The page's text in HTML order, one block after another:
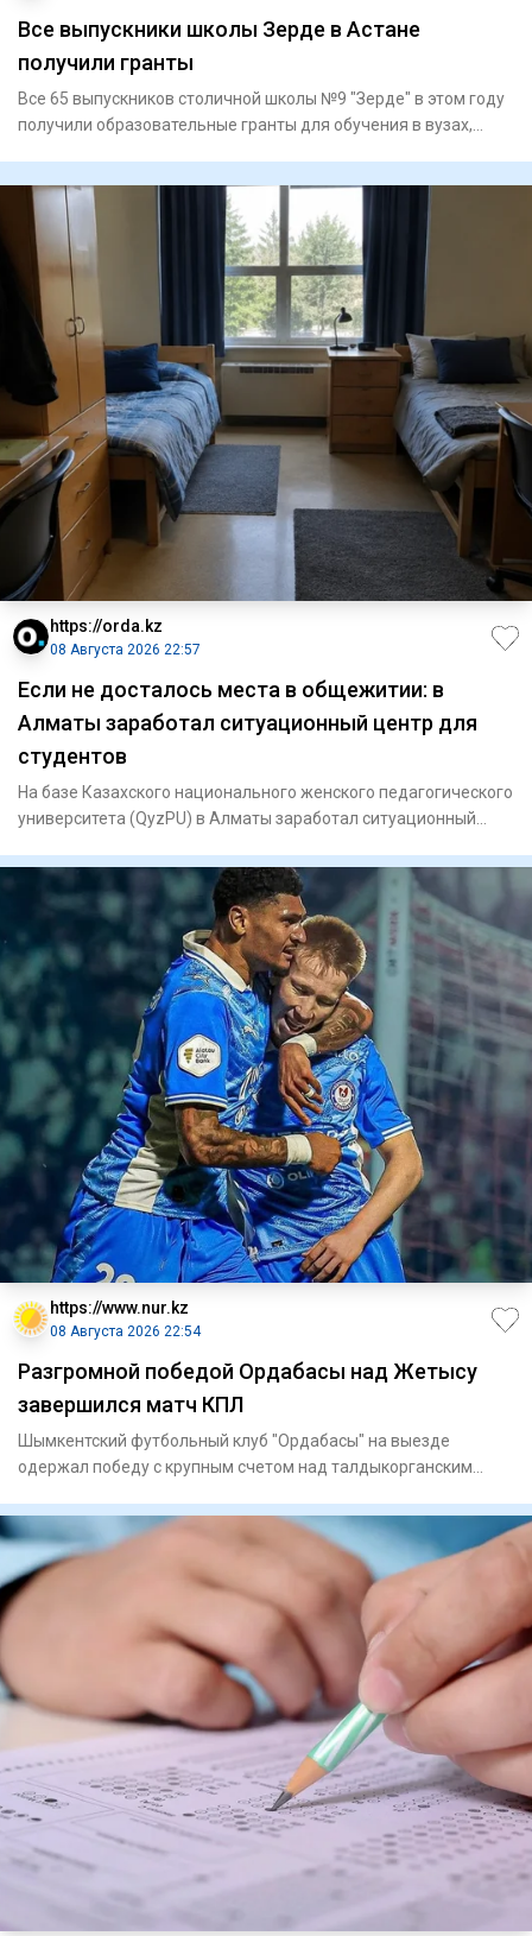
Все выпускники школы Зерде в Астане
получили гранты
Все 65 выпускников столичной школы №9 "Зерде" в этом году
получили образовательные гранты для обучения в вузах,
https://orda.kz
08 Августа 2026 22:57
Если не досталось места в общежитии: в
Алматы заработал ситуационный центр для
студентов
На базе Казахского национального женского педагогического
университета (QyzPU) в Алматы заработал ситуационный
https://www.nur.kz
08 Августа 2026 22:54
Разгромной победой Ордабасы над Жетысу
завершился матч КПЛ
Шымкентский футбольный клуб "Ордабасы" на выезде
одержал победу с крупным счетом над талдыкорганским